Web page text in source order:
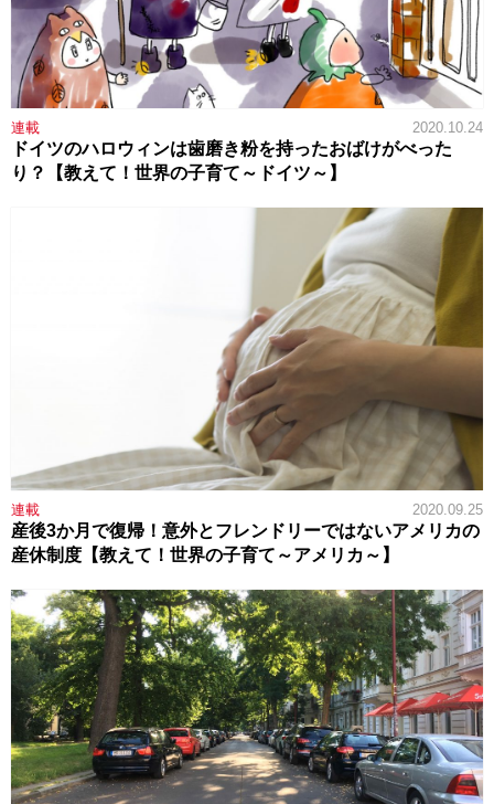
連載 2020.10.24
ドイツのハロウィンは歯磨き粉を持ったおばけがべった
り？【教えて！世界の子育て～ドイツ～】
連載 2020.09.25
産後3か月で復帰！意外とフレンドリーではないアメリカの
産休制度【教えて！世界の子育て～アメリカ～】